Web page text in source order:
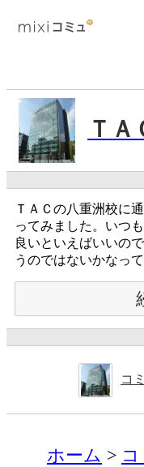
Ｔ
ＴＡＣの八重洲校に
ってみました。いつ
良いといえばいいの
うのではないかなっ
コ
ホーム